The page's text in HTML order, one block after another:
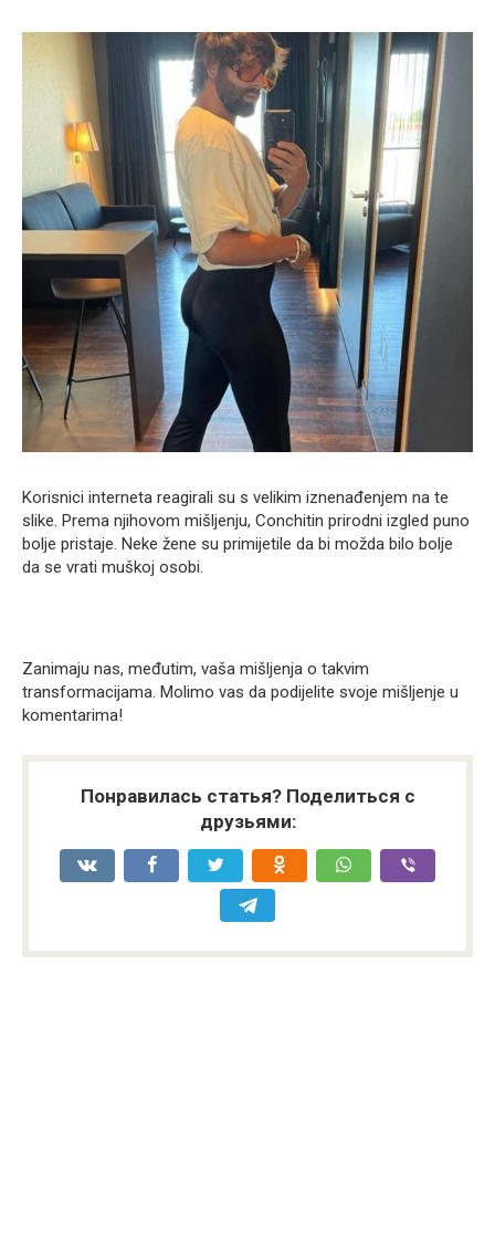
Korisnici interneta reagirali su s velikim iznenađenjem na te
slike. Prema njihovom mišljenju, Conchitin prirodni izgled puno
bolje pristaje. Neke žene su primijetile da bi možda bilo bolje
da se vrati muškoj osobi.
Zanimaju nas, međutim, vaša mišljenja o takvim
transformacijama. Molimo vas da podijelite svoje mišljenje u
komentarima!
Понравилась статья? Поделиться с
друзьями: